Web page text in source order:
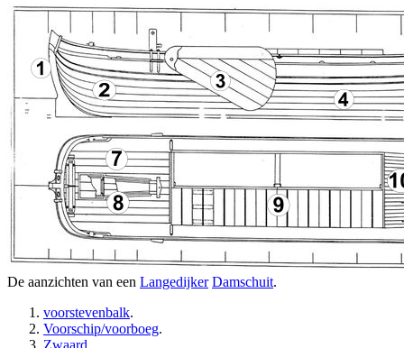
De aanzichten van een Langedijker Damschuit.
voorstevenbalk.
Voorschip/voorboeg.
Zwaard